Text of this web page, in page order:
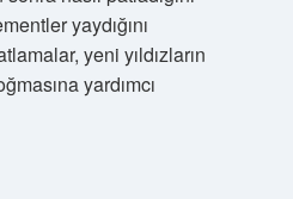
yaydığını
yeni yıldızların
yardımcı